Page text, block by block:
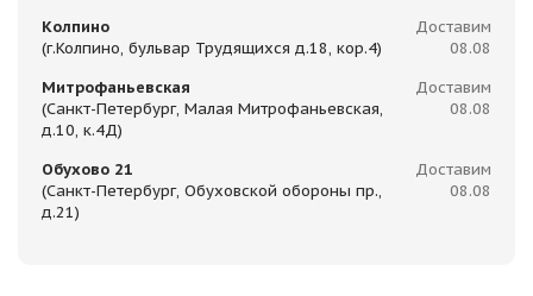
Колпино
(г.Колпино, бульвар Трудящихся д.18, кор.4)
Доставим
08.08
Митрофаньевская
(Санкт-Петербург, Малая Митрофаньевская,
д.10, к.4Д)
Доставим
08.08
Обухово 21
(Санкт-Петербург, Обуховской обороны пр.,
д.21)
Доставим
08.08